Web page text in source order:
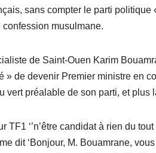
sans compter le parti
confession musulmane.
de Saint-Ouen Karim
» de devenir Premier ministre en
vert préalable de son parti, et
TF1 ‘’n’être candidat à rien du
dit ‘Bonjour, M. Bouamrane,